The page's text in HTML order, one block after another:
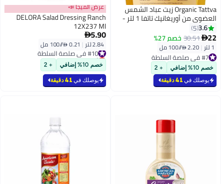
Organic Tattva زيت عباد الشمس
العضوي من أوريغانيك تاتفا 1 لتر -
معصور على البارد، زيت طهي غير
مكرر
3.6
5
22
30.51خصم 27%
1 لتر |2.20 /⁨/100 مل⁩
#7 في صلصة السلطة
#7 في صلصة السلطة
خصم 10% إضافي + 2
يوصلك في 41 دقيقة
عرض الميجا 📣
DELORA Salad Dressing Ranch
12X237 Ml
5.90
2.84 لتر | #10 في صلصة السلطة
أقل سعر في 30 يوم
#10 في صلصة السلطة
خصم 10% إضافي + 2
يوصلك في 41 دقيقة